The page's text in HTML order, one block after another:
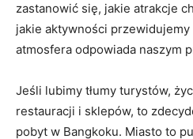
zastanowić ‌się, jakie atrakcje
jakie aktywności przewidujemy
atmosfera odpowiada naszym
Jeśli lubimy⁤ tłumy turystów,
restauracji i sklepów, to
pobyt w Bangkoku. Miasto to